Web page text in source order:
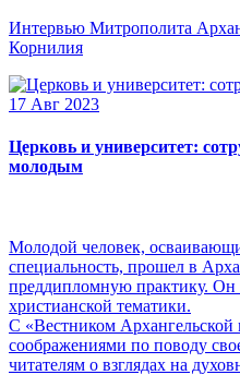
Интервью Митрополита
Корнилия
17 Авг 2023
Церковь и университет:
молодым
Молодой человек,
специальность, прошел в
преддипломную практику. Он
христианской тематики.
С «Вестником
соображениями по поводу
читателям о взглядах на